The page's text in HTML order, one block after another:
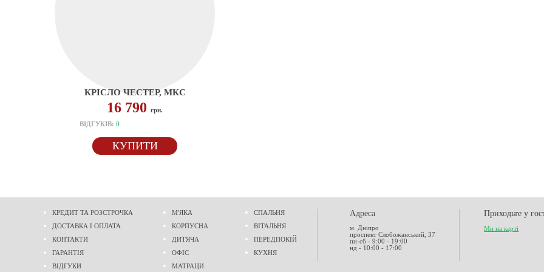
КРІСЛО ЧЕСТЕР, МКС
16 790 грн.
ВІДГУКІВ: 0
КУПИТИ
КРЕДИТ ТА РОЗСТРОЧКА
ДОСТАВКА І ОПЛАТА
КОНТАКТИ
ГАРАНТІЯ
ВІДГУКИ
М'ЯКА
КОРПУСНА
ДИТЯЧА
ОФІС
МАТРАЦИ
СПАЛЬНЯ
ВІТАЛЬНЯ
ПЕРЕДПОКІЙ
КУХНЯ
Адреса
м. Дніпро
проспект Слобожанський, 37
пн-сб - 9:00 - 19:00
нд - 10:00 - 17:00
Приходьте у
Ми на карті